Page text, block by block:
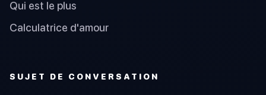
Qui est le plus
Calculatrice d'amour
SUJET DE CONVERSATION